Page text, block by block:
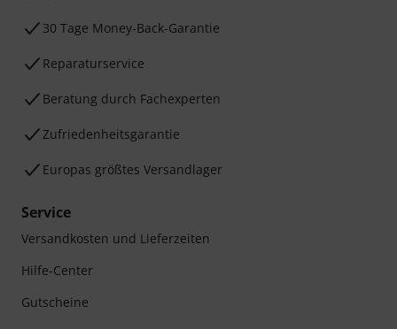
30 Tage Money-Back-Garantie
Reparaturservice
Beratung durch Fachexperten
Zufriedenheitsgarantie
Europas größtes Versandlager
Service
Versandkosten und Lieferzeiten
Hilfe-Center
Gutscheine